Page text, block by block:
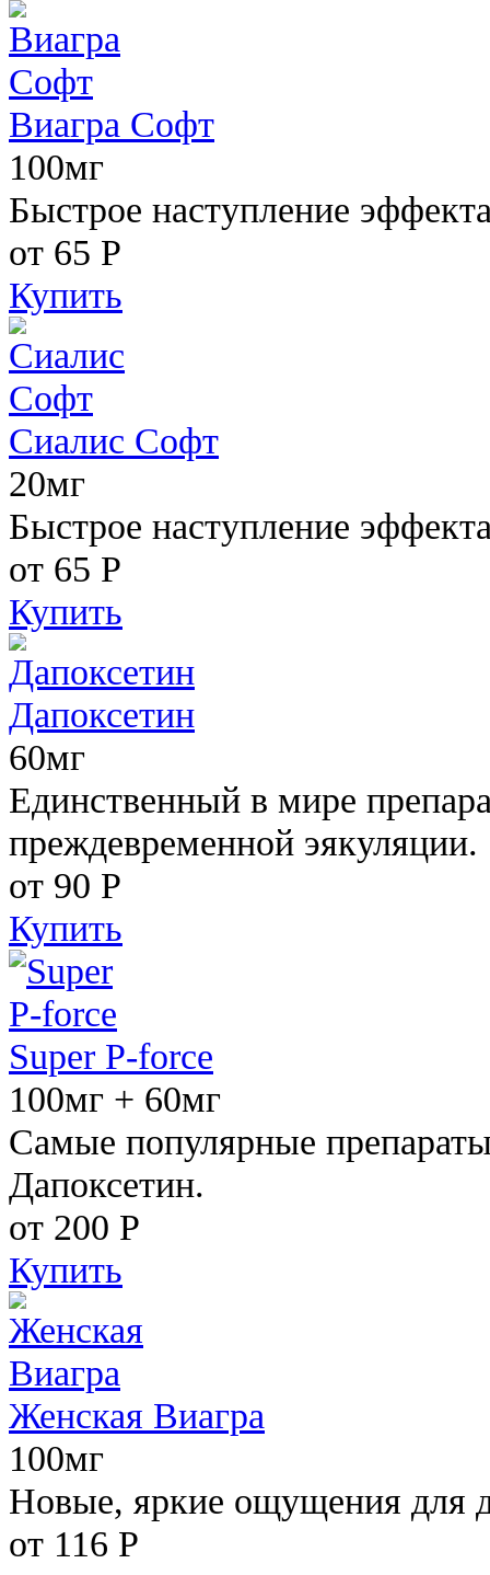
Виагра Софт
100мг
Быстрое наступление
от 65 Р
Купить
Сиалис Софт
20мг
Быстрое наступление
от 65 Р
Купить
Дапоксетин
60мг
Единственный в мире
преждевременной эякуляции.
от 90 Р
Купить
Super P-force
100мг + 60мг
Самые популярные
Дапоксетин.
от 200 Р
Купить
Женская Виагра
100мг
Новые, яркие ощущения для
от 116 Р